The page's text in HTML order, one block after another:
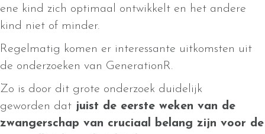
ene kind zich optimaal ontwikkelt en het andere
kind niet of minder.
Regelmatig komen er interessante uitkomsten uit
de onderzoeken van GenerationR.
Zo is door dit grote onderzoek duidelijk
geworden dat juist de eerste weken van de
zwangerschap van cruciaal belang zijn voor de